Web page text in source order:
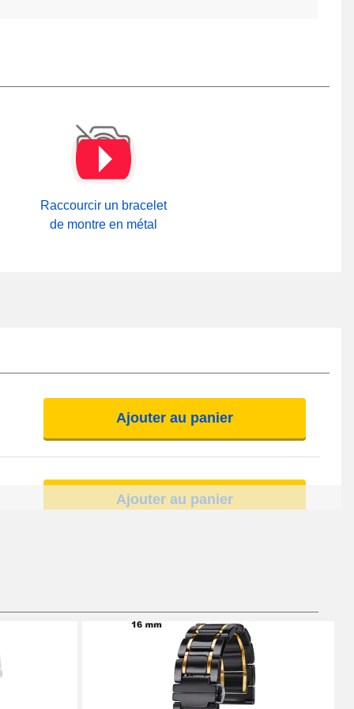
Raccourcir un bracelet
de montre en métal
Ajouter au panier
Ajouter au panier
Ajouter au panier